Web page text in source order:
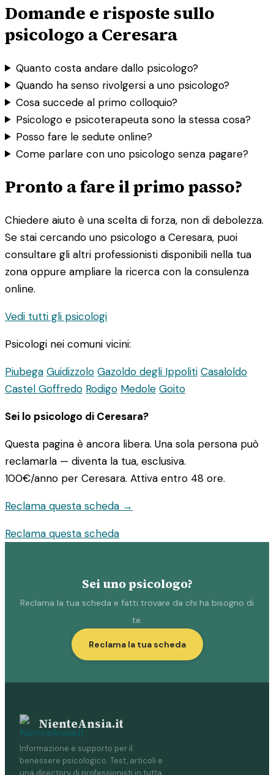
Domande e risposte sullo
psicologo a Ceresara
Quanto costa andare dallo psicologo?
Quando ha senso rivolgersi a uno psicologo?
Cosa succede al primo colloquio?
Psicologo e psicoterapeuta sono la stessa cosa?
Posso fare le sedute online?
Come parlare con uno psicologo senza pagare?
Pronto a fare il primo passo?
Chiedere aiuto è una scelta di forza, non di debolezza.
Se stai cercando uno psicologo a Ceresara, puoi
consultare gli altri professionisti disponibili nella tua
zona oppure ampliare la ricerca con la consulenza
online.
Vedi tutti gli psicologi
Psicologi nei comuni vicini:
Piubega Guidizzolo Gazoldo degli Ippoliti Casaloldo
Castel Goffredo Rodigo Medole Goito
Sei lo psicologo di Ceresara?
Questa pagina è ancora libera. Una sola persona può
reclamarla — diventa la tua, esclusiva.
100€/anno per Ceresara. Attiva entro 48 ore.
Reclama questa scheda →
Reclama questa scheda
Sei uno psicologo?
Reclama la tua scheda e fatti trovare da chi ha bisogno di
te.
Reclama la tua scheda
NienteAnsia.it
Informazione e supporto per il
benessere psicologico. Test, articoli e
una directory di professionisti in tutta